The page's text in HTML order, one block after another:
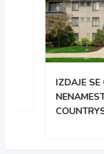
IZDAJE SE
NENAMESTEN
COUNTRYSIDE-